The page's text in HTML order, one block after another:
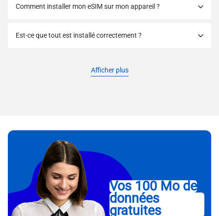
Comment installer mon eSIM sur mon appareil ?
Est-ce que tout est installé correctement ?
Afficher plus
Vos 100 Mo de
données
gratuites